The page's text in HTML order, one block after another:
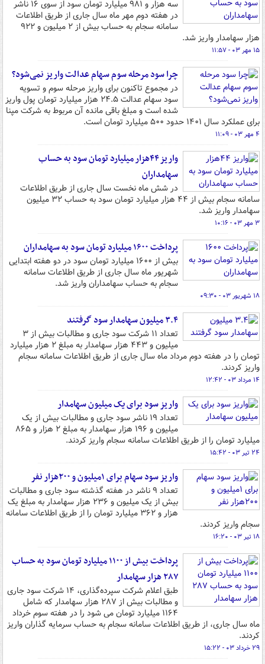
سه هزار و ۹۸۱ میلیارد تومان سود از سوی ۱۶ ناشر
در هفته دوم مهر ماه سال جاری از طریق اطلاعات
سامانه سجام به حساب بیش از ۲ میلیون و ۹۲۲
هزار سهامدار واریز شد.
۱۵ مهر ۰۳ - ۱۱:۵۷
چرا سود مرحله سوم سهام عدالت واریز نمی‌شود؟
در مجموع تاکنون برای واریز مرحله سوم و تسویه
سود سهام عدالت ۲۴.۵ هزار میلیارد تومان پول واریز
شده است و مبلغ باقی مانده آن مربوط به شرکت مپنا
برای عملکرد سال ۱۴۰۱ حدود ۵۰۰ میلیارد تومان است.
۴ مهر ۰۳ - ۱۱:۰۹
واریز ۴۴هزار میلیارد تومان سود به حساب
سهامداران
در شش ماه نخست سال جاری از طریق اطلاعات
سامانه سجام بیش از ۴۴ هزار میلیارد تومان سود به حساب ۳۲ میلیون
سهامدار واریز شد.
۳ مهر ۰۳ - ۱۰:۱۶
پرداخت ۱۶۰۰ میلیارد تومان سود به سهامداران
بیش از ۱۶۰۰ میلیارد تومان سود در دو هفته ابتدایی
شهریور ماه سال جاری از طریق اطلاعات سامانه
سجام به حساب سهامداران واریز شد.
۱۸ شهریور ۰۳ - ۰۹:۳۰
۳.۴ میلیون سهامدار سود گرفتند
تعداد ۱۱ شرکت سود جاری و مطالبات بیش از ۳
میلیون و ۴۴۳ هزار سهامدار به مبلغ ۲ هزار میلیارد
تومان را در هفته دوم مرداد ماه سال جاری از طریق اطلاعات سامانه سجام
واریز کردند.
۱۴ مرداد ۰۳ - ۱۲:۴۲
واریز سود برای یک میلیون سهامدار
تعداد ۱۹ ناشر سود جاری و مطالبات بیش از یک
میلیون و ۱۹۶ هزار سهامدار به مبلغ ۲ هزار و ۸۶۵
میلیارد تومان را از طریق اطلاعات سامانه سجام واریز کردند.
۲۴ تیر ۰۳ - ۱۵:۴۲
واریز سود سهام برای ۱میلیون و ۲۰۰هزار نفر
تعداد ۹ ناشر در هفته گذشته سود جاری و مطالبات
بیش از یک میلیون و ۲۳۶ هزار سهامدار به مبلغ یک
هزار و ۳۶۲ میلیارد تومان را از طریق اطلاعات سامانه
سجام واریز کردند.
۱۸ تیر ۰۳ - ۱۶:۲۰
پرداخت بیش از ۱۱۰۰ میلیارد تومان سود به حساب
۲۸۷ هزار سهامدار
طبق اعلام شرکت سپرده‌گذاری، ۱۴ شرکت سود جاری
و مطالبات بیش از ۲۸۷ هزار سهامدار که شامل
۱۱۶۴ میلیارد تومان می شود را در هفته سوم خرداد
ماه سال جاری، از طریق اطلاعات سامانه سجام به حساب سرمایه گذاران واریز
کردند.
۲۹ خرداد ۰۳ - ۱۵:۲۲